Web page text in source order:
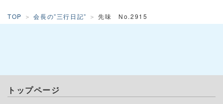
TOP 会長の”三行日記” 先味 No.2915
トップページ